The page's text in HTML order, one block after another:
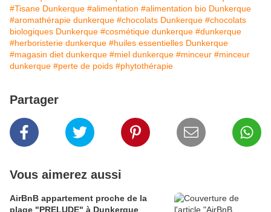
#Tisane Dunkerque #alimentation #alimentation bio Dunkerque
#aromathérapie dunkerque #chocolats Dunkerque #chocolats
biologiques Dunkerque #cosmétique dunkerque #dunkerque
#herboristerie dunkerque #huiles essentielles Dunkerque
#magasin diet dunkerque #miel dunkerque #minceur #minceur
dunkerque #perte de poids #phytothérapie
Partager
Vous aimerez aussi
AirBnB appartement proche de la
plage "PRELUDE" à Dunkerque